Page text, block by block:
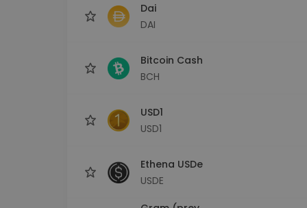
Dai
DAI
Bitcoin Cash
BCH
USD1
USD1
Ethena USDe
USDE